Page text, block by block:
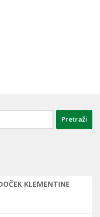
KLEMENTINE